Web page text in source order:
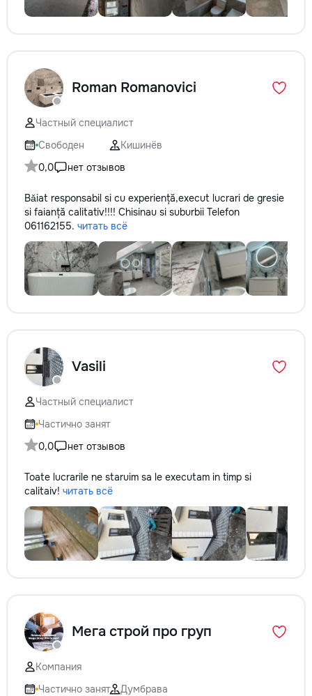
Roman Romanovici
Частный специалист
Свободен
Кишинёв
0,0
нет отзывов
Bǎiat responsabil si cu experiență,execut lucrari de gresie
si faianță calitativ!!!! Chisinau si suburbii Telefon
061162155. читать всё
Vasili
Частный специалист
Частично занят
0,0
нет отзывов
Toate lucrarile ne staruim sa le executam in timp si
calitaiv! читать всё
Мега строй про груп
Компания
Частично занят
Думбрава